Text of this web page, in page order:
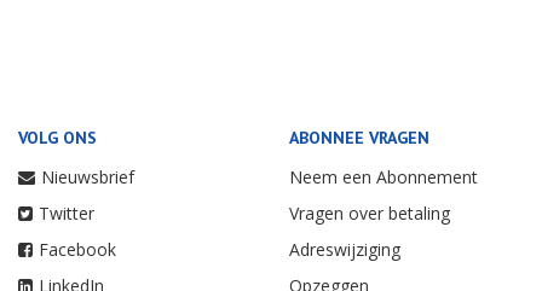
VOLG ONS
Nieuwsbrief
Twitter
Facebook
LinkedIn
ABONNEE VRAGEN
Neem een Abonnement
Vragen over betaling
Adreswijziging
Opzeggen